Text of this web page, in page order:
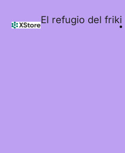
El refugio del friki